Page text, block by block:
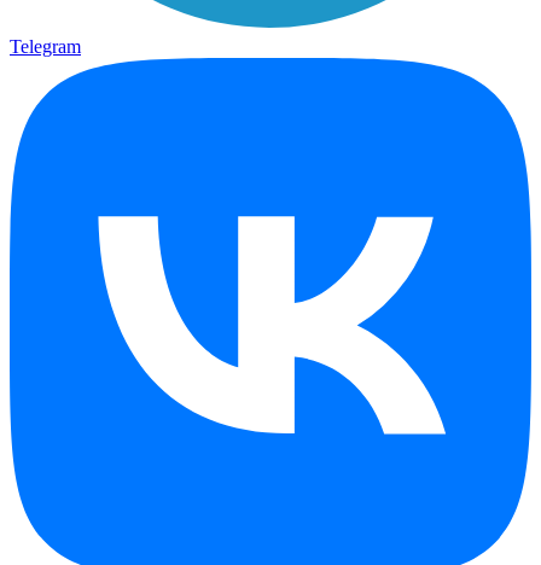
Telegram